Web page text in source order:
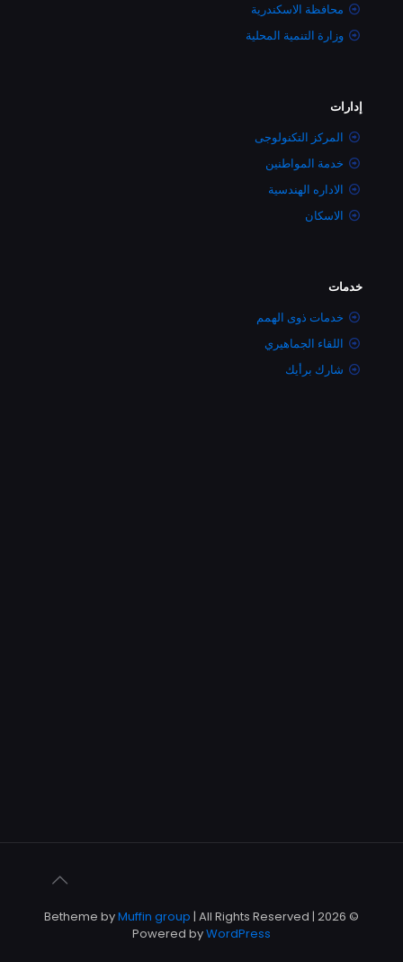
محافظة الاسكندرية
وزارة التنمية المحلية
إدارات
المركز التكنولوجى
خدمة المواطنين
الاداره الهندسية
الاسكان
خدمات
خدمات ذوى الهمم
اللقاء الجماهيري
شارك برأيك
© 2026 Betheme by
Muffin group | All Rights Reserved |
Powered byWordPress